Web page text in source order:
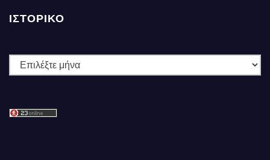
ΙΣΤΟΡΙΚΌ
Ιστορικό